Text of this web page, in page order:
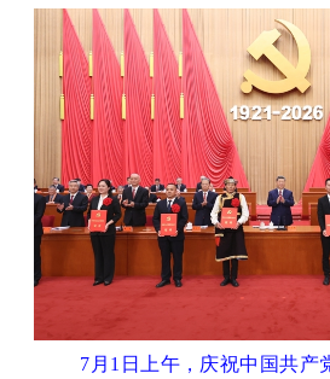
7月1日上午，庆祝中国共产